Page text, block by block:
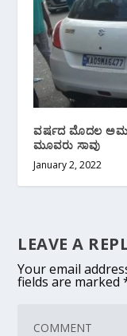
ವರ್ಷದ ಮೊದಲ
ಮೂವರು ಸಾವು
January 2, 2022
LEAVE A
Your email
fields are marked